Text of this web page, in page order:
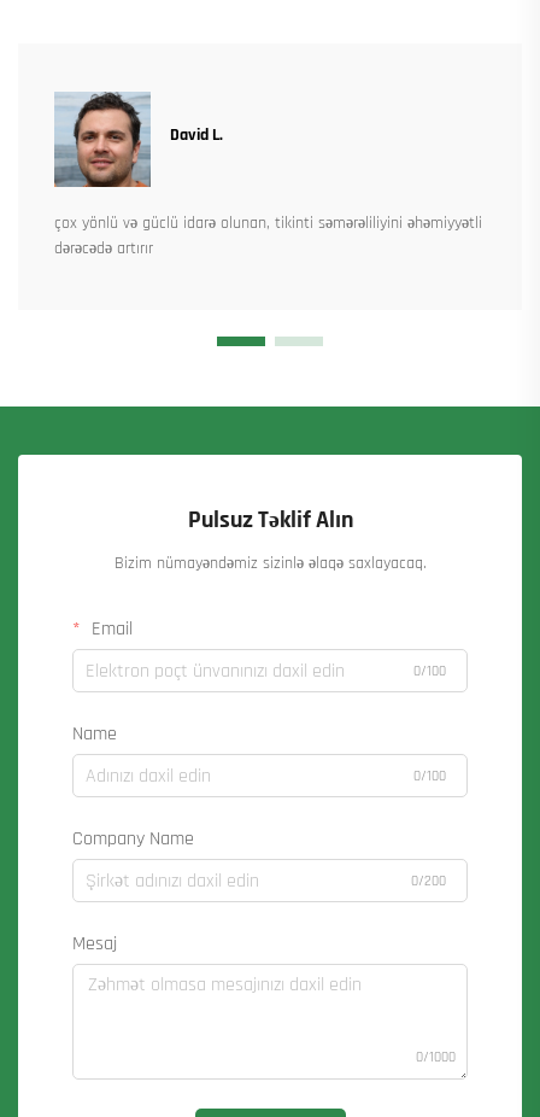
David L.
çox yönlü və güclü idarə olunan, tikinti səmərəliliyini əhəmiyyətli
dərəcədə artırır
Pulsuz Təklif Alın
Bizim nümayəndəmiz sizinlə əlaqə saxlayacaq.
Email
0/100
Name
0/100
Company Name
0/200
Mesaj
0/1000